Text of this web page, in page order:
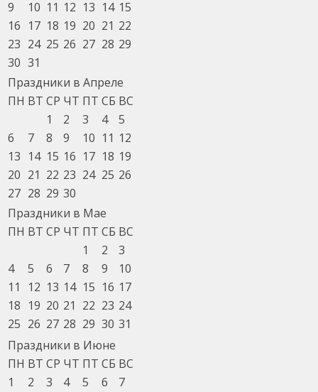
9
10 11 12 13 14 15
16 17 18 19 20 21 22
23 24 25 26 27 28 29
30 31
Праздники в Апреле
ПН ВТ СР ЧТ ПТ СБ ВС
1
2 3 4
5
6
7 8 9 10 11 12
13 14 15 16 17 18 19
20 21 22 23 24 25 26
27 28 29 30
Праздники в Мае
ПН ВТ СР ЧТ ПТ СБ ВС
1
2
3
4
5 6 7 8 9
10
11
12 13 14 15 16 17
18 19 20 21 22 23 24
25 26 27 28 29 30 31
Праздники в Июне
ПН ВТ СР ЧТ ПТ СБ ВС
1
2 3 4 5 6
7